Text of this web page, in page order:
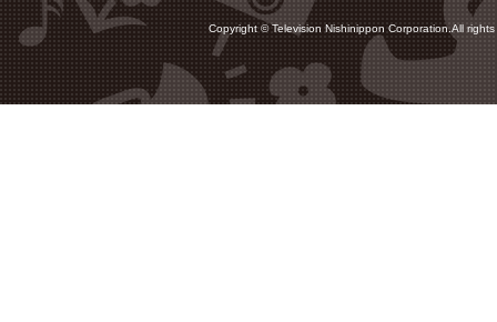
Copyright © Television Nishinippon Corporation.All